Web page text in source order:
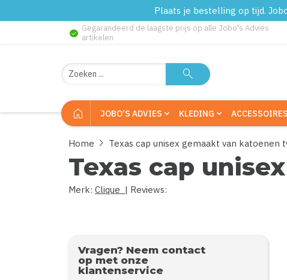
Plaats je bestelling op tijd.
check_circle Gegarandeerd de laagste prijs op alle Jobo's Advies
artikelen
Zoeken search
home JOBO'S ADVIES KLEDING ACCESSOIRES
Home chevron_right Texas cap unisex gemaakt van katoenen
Texas cap
Merk: Clique | Reviews:
Vragen? Neem contact
op met onze
klantenservice